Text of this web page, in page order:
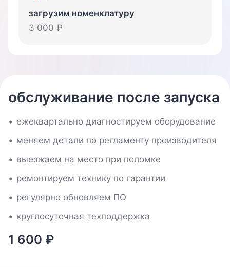
загрузим номенклатуру
3 000 ₽
обслуживание после запуска
ежеквартально диагностируем оборудование
меняем детали по регламенту производителя
выезжаем на место при поломке
ремонтируем технику по гарантии
регулярно обновляем ПО
круглосуточная техподдержка
1 600 ₽